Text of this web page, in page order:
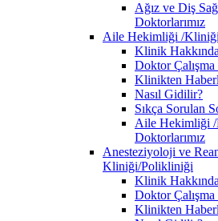
Ağız ve Diş
Doktorlarımız
Aile Hekimliği /
Klinik Hakkında
Doktor Çalışma
Klinikten
Nasıl Gidilir?
Sıkça Sorulan
Aile Hekimliği
Doktorlarımız
Anesteziyoloji ve
Kliniği/Polikliniği
Klinik Hakkında
Doktor Çalışma
Klinikten